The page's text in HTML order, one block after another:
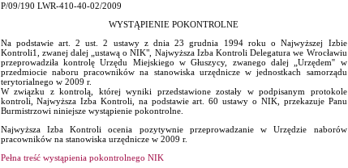
P/09/190 LWR-410-40-02/2009
WYSTĄPIENIE POKONTROLNE
Na podstawie art. 2 ust. 2 ustawy z dnia 23 grudnia 1994 roku o Najwyższej Izbie
Kontroli1, zwanej dalej „ustawą o NIK", Najwyższa Izba Kontroli Delegatura we Wrocławiu
przeprowadziła kontrolę Urzędu Miejskiego w Głuszycy, zwanego dalej „Urzędem'' w
przedmiocie naboru pracowników na stanowiska urzędnicze w jednostkach samorządu
terytorialnego w 2009 r.
W związku z kontrolą, której wyniki przedstawione zostały w podpisanym protokole
kontroli, Najwyższa Izba Kontroli, na podstawie art. 60 ustawy o NIK, przekazuje Panu
Burmistrzowi niniejsze wystąpienie pokontrolne.
Najwyższa Izba Kontroli ocenia pozytywnie przeprowadzanie w Urzędzie naborów
pracowników na stanowiska urzędnicze w 2009 r.
Pełna treść wystąpienia pokontrolnego NIK